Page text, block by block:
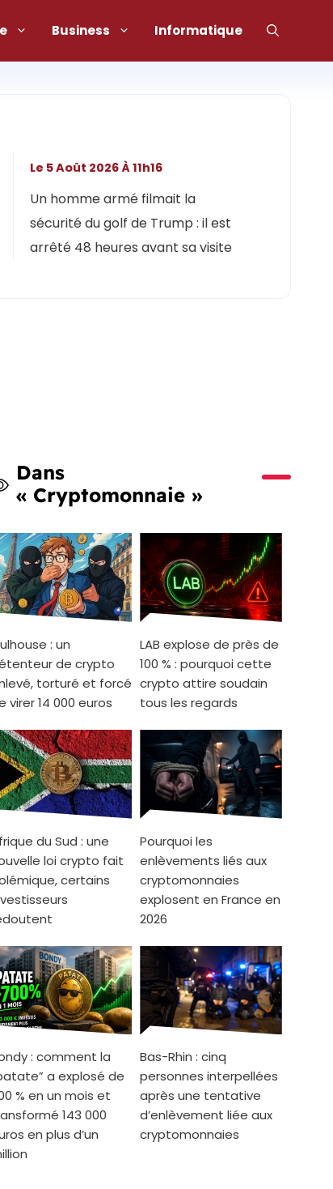
Business Informatique
Un homme armé filmait la
sécurité du golf de Trump : il est
arrêté 48 heures avant sa visite
Le 5 Août 2026 À 11h16
Dans
« Cryptomonnaie »
: un
de crypto
torturé et forcé
virer 14 000 euros
LAB explose de près de
100 % : pourquoi cette
crypto attire soudain
tous les regards
du Sud : une
loi crypto fait
certains
Pourquoi les
enlèvements liés aux
cryptomonnaies
explosent en France en
2026
: comment la
a explosé de
% en un mois et
143 000
en plus d’un
Bas-Rhin : cinq
personnes interpellées
après une tentative
d’enlèvement liée aux
cryptomonnaies